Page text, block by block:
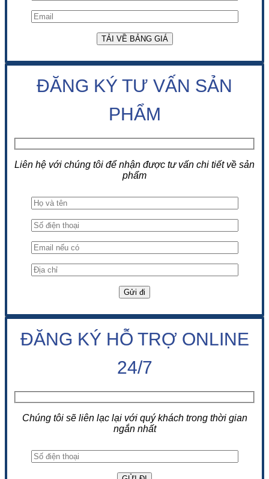
ĐĂNG KÝ TƯ VẤN SẢN
PHẨM
Liên hệ với chúng tôi để nhận được tư vấn chi tiết về sản
phẩm
ĐĂNG KÝ HỖ TRỢ ONLINE
24/7
Chúng tôi sẽ liên lạc lại với quý khách trong thời gian
ngắn nhất